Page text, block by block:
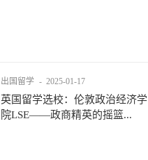
出国留学 - 2025-01-17
英国留学选校：伦敦政治经济学
院LSE——政商精英的摇篮...